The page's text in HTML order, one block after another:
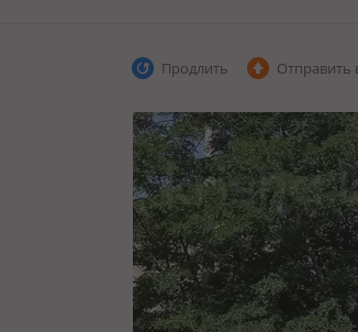
Продлить Отправить